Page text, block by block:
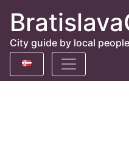
City guide by local people